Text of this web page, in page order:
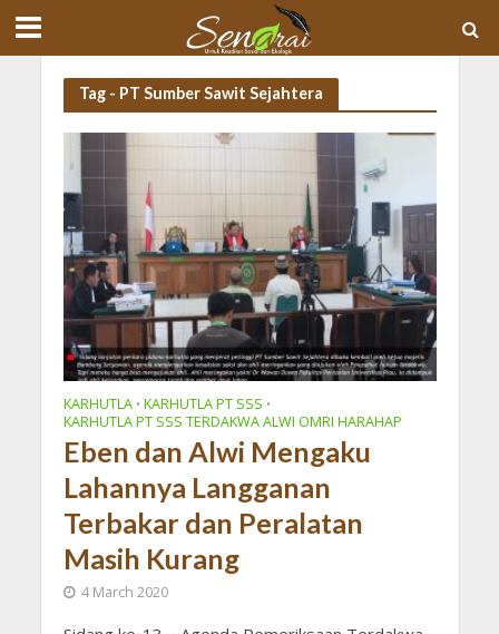
Tag - PT Sumber Sawit Sejahtera
KARHUTLA • KARHUTLA PT SSS •
KARHUTLA PT SSS TERDAKWA ALWI OMRI HARAHAP
Eben dan Alwi Mengaku
Lahannya Langganan
Terbakar dan Peralatan
Masih Kurang
4 March 2020